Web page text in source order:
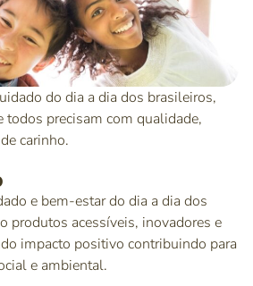
do dia a dia dos brasileiros,
todos precisam com qualidade,
carinho.
e bem-estar do dia a dia dos
produtos acessíveis, inovadores e
impacto positivo contribuindo para
e ambiental.